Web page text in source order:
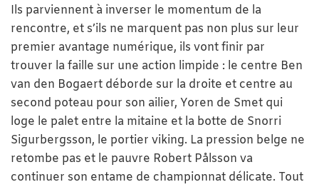
Ils parviennent à inverser le momentum de la
rencontre, et s’ils ne marquent pas non plus sur leur
premier avantage numérique, ils vont finir par
trouver la faille sur une action limpide : le centre Ben
van den Bogaert déborde sur la droite et centre au
second poteau pour son ailier, Yoren de Smet qui
loge le palet entre la mitaine et la botte de Snorri
Sigurbergsson, le portier viking. La pression belge ne
retombe pas et le pauvre Robert Pålsson va
continuer son entame de championnat délicate. Tout